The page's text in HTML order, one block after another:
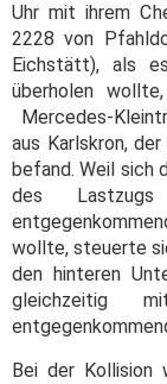
Uhr mit ihrem
2228 von
Eichstätt), als
überholen
Mercedes-
aus Karlskron,
befand. Weil sich
des
wollte, steuerte
den hinteren
gleichzeitig
Bei der Kollision